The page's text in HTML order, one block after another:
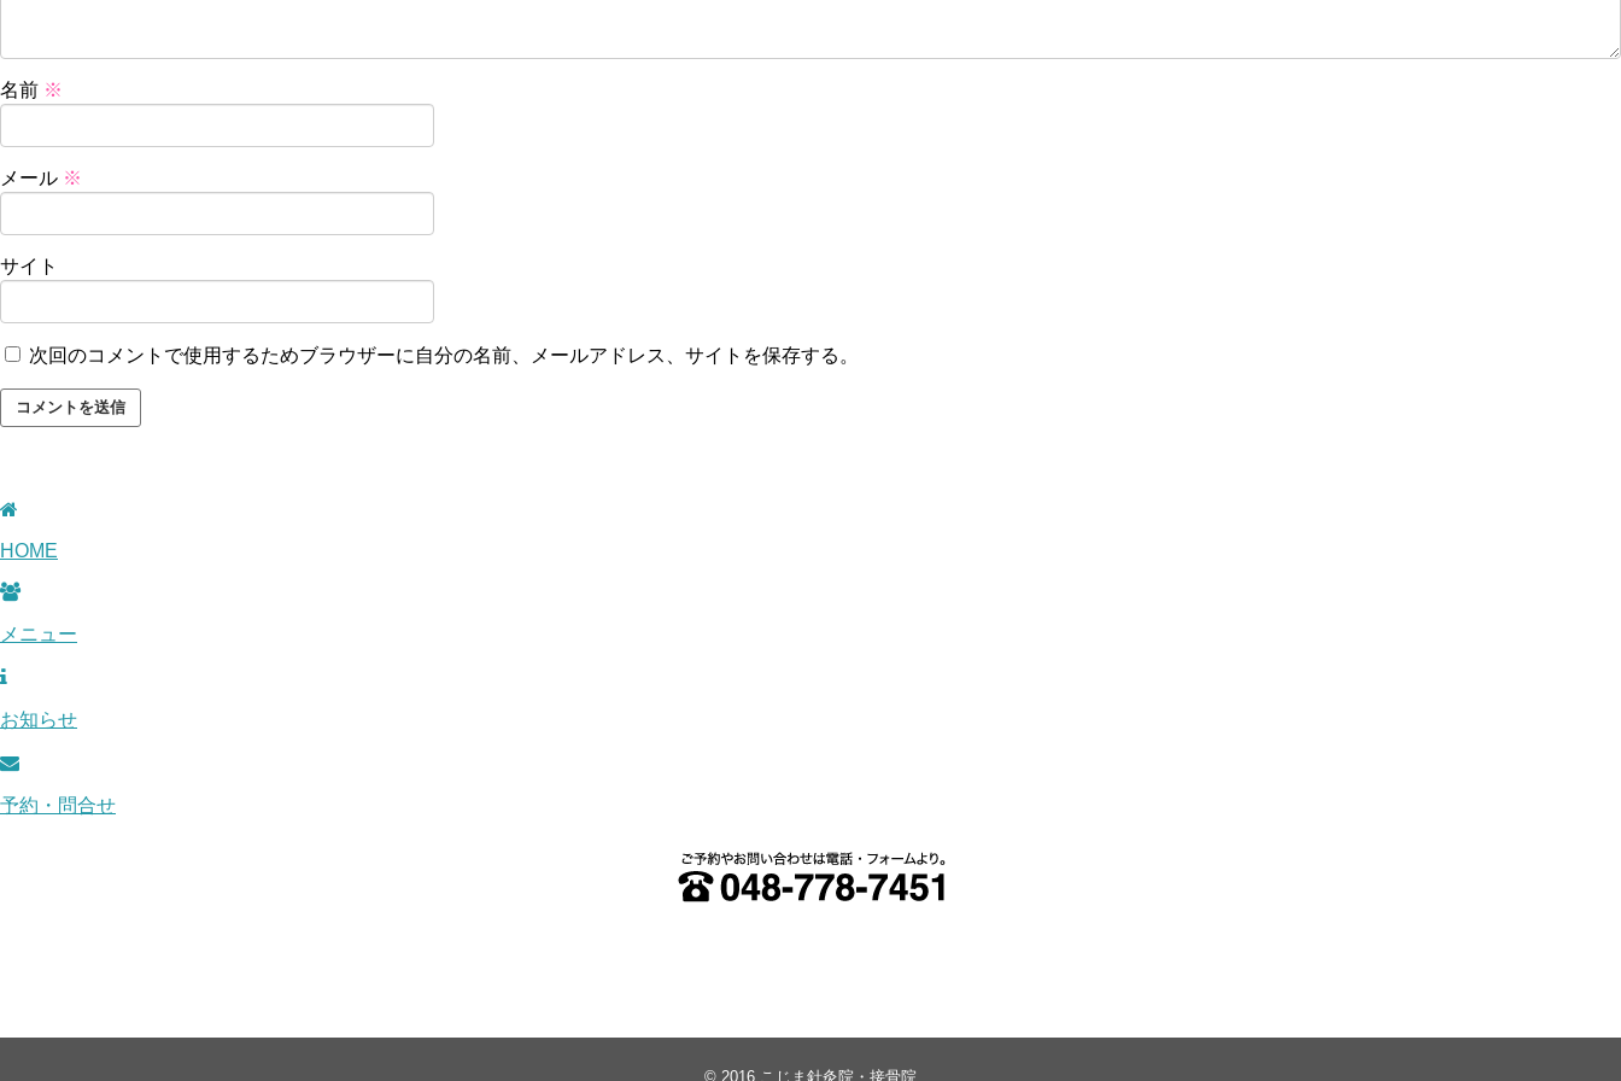
名前 ※
メール ※
サイト
次回のコメントで使用するためブラウザーに自分の名前、メールアドレス、サイトを保存する。
HOME
メニュー
お知らせ
予約・問合せ
© 2016 こじま針灸院・接骨院